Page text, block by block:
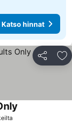
Katso hinnat
Jaa